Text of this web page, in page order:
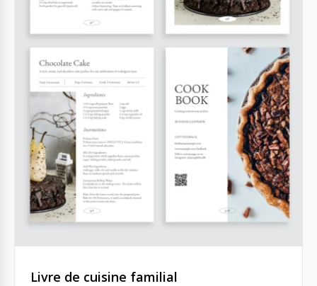
Livre de cuisine familial